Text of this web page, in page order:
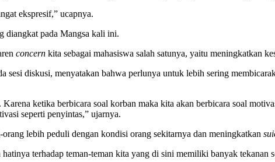
ekspresif,” ucapnya.
diangkat pada Mangsa kali ini.
concern kita sebagai mahasiswa salah satunya, yaitu meningkatkan
diskusi, menyatakan bahwa perlunya untuk lebih sering
ketika berbicara soal korban maka kita akan berbicara soal
seperti penyintas,” ujarnya.
lebih peduli dengan kondisi orang sekitarnya dan meningkatkan
hatinya terhadap teman-teman kita yang di sini memiliki banyak tekanan